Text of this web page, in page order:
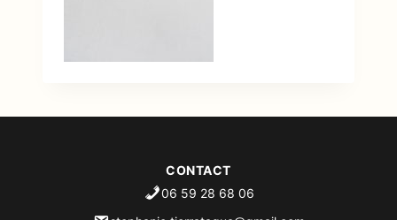
CONTACT
06 59 28 68 06